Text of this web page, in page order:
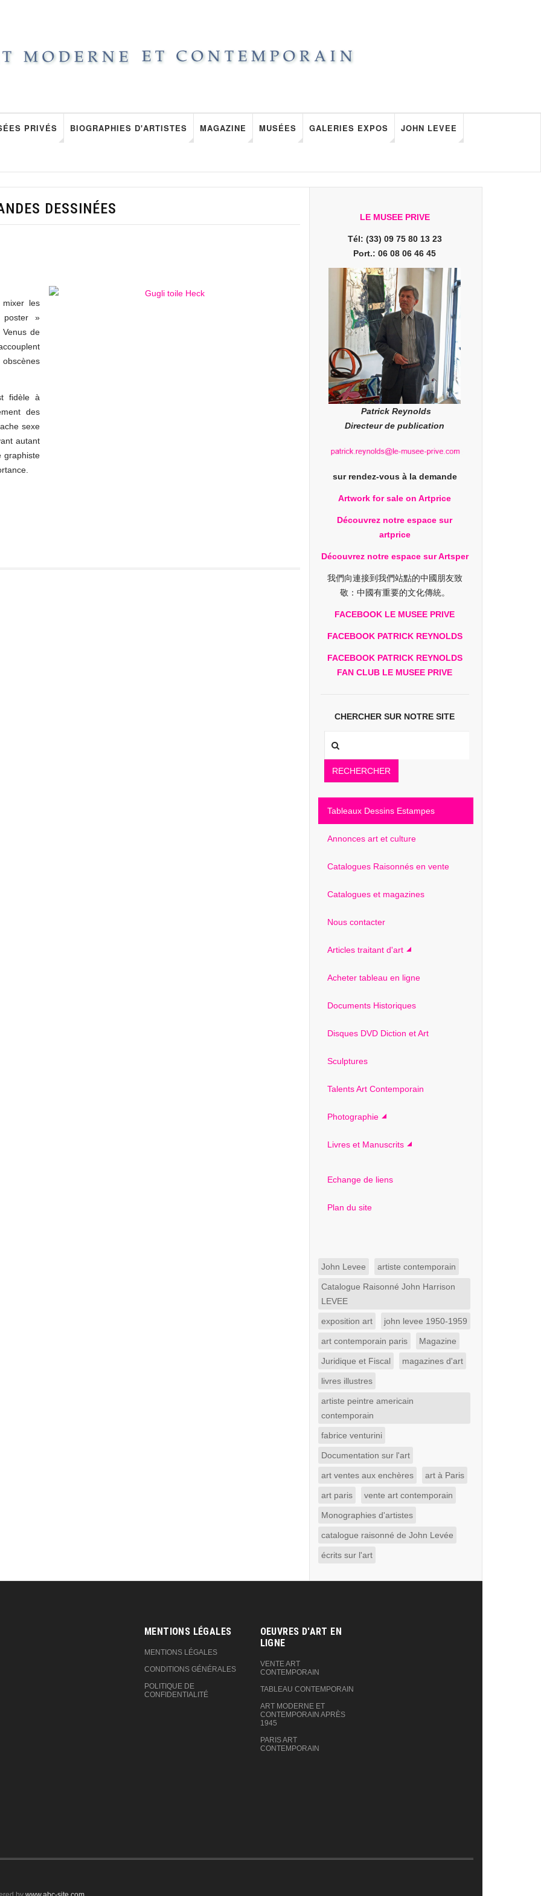
PRIVÉS BIOGRAPHIES D'ARTISTES MAGAZINE MUSÉES GALERIES EXPOS JOHN LEVEE
DESSINÉES
les
poster »
Venus de
fidèle à
des
sexe
autant
graphiste
LE MUSEE PRIVE
Tél: (33) 09 75 80 13 23
Port.: 06 08 06 46 45
Patrick Reynolds
Directeur de publication
sur rendez-vous à la demande
Artwork for sale on Artprice
Découvrez notre espace sur
artprice
Découvrez notre espace sur Artsper
我們向連接到我們站點的中國朋友致
敬：中國有重要的文化傳統。
FACEBOOK LE MUSEE PRIVE
FACEBOOK PATRICK REYNOLDS
FACEBOOK PATRICK REYNOLDS
FAN CLUB LE MUSEE PRIVE
CHERCHER SUR NOTRE SITE
RECHERCHER
Tableaux Dessins Estampes
Annonces art et culture
Catalogues Raisonnés en vente
Catalogues et magazines
Nous contacter
Articles traitant d'art
Acheter tableau en ligne
Documents Historiques
Disques DVD Diction et Art
Sculptures
Talents Art Contemporain
Photographie
Livres et Manuscrits
Echange de liens
Plan du site
John Levee artiste contemporain
Catalogue Raisonné John Harrison
LEVEE
exposition art john levee 1950-1959
art contemporain paris Magazine
Juridique et Fiscal magazines d'art
livres illustres
artiste peintre americain
contemporain
fabrice venturini
Documentation sur l'art
art ventes aux enchères art à Paris
art paris vente art contemporain
Monographies d'artistes
catalogue raisonné de John Levée
écrits sur l'art
MENTIONS LÉGALES
MENTIONS LÉGALES
CONDITIONS GÉNÉRALES
POLITIQUE DE
CONFIDENTIALITÉ
OEUVRES D'ART EN
LIGNE‎
VENTE ART
CONTEMPORAIN
TABLEAU CONTEMPORAIN
ART MODERNE ET
CONTEMPORAIN APRÈS
1945
PARIS ART
CONTEMPORAIN